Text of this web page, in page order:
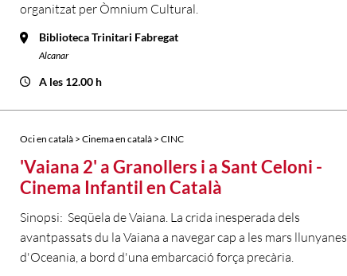
organitzat per Òmnium Cultural.
Biblioteca Trinitari Fabregat
Alcanar
A les 12.00 h
Oci en català > Cinema en català > CINC
'Vaiana 2' a Granollers i a Sant Celoni -
Cinema Infantil en Català
Sinopsi: Seqüela de Vaiana. La crida inesperada dels
avantpassats du la Vaiana a navegar cap a les mars llunyanes
d'Oceania, a bord d'una embarcació força precària.